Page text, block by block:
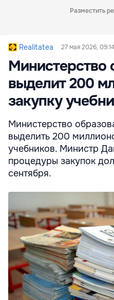
Разместить
Realitatea 27 мая 2026, 09:14
Министерство
выделит 200
закупку
Министерство
выделить 200
учебников. Министр
процедуры закупок
сентября.